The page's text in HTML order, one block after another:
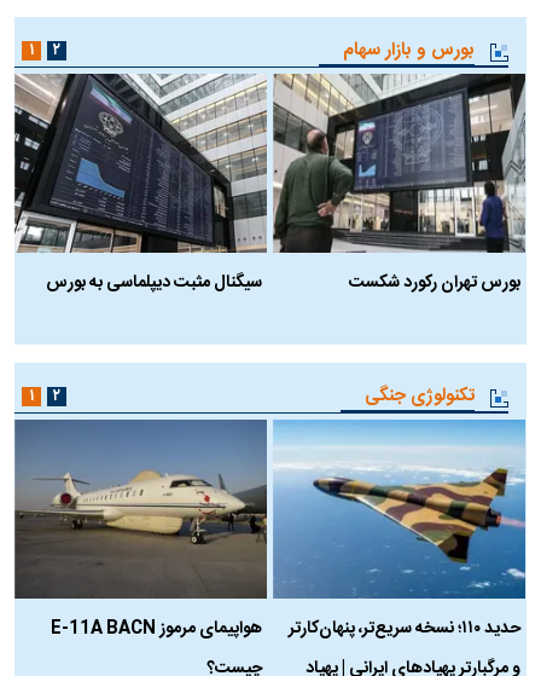
بورس و بازار سهام
بورس تهران رکورد شکست
سیگنال مثبت دیپلماسی به بورس
۱ ۲
تکنولوژی جنگی
حدید ۱۱۰؛ نسخه سریع‌تر، پنهان‌کارتر
و مرگبارتر پهپادهای ایرانی | پهپاد
هواپیمای مرموز E-11A BACN
چیست؟
۱ ۲